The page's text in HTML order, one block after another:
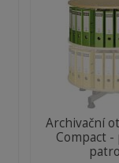
Archivační
Compact -